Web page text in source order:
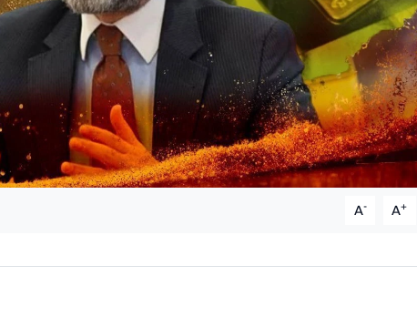
A- A+